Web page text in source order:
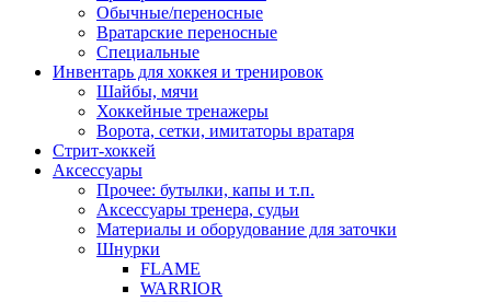
Обычные/переносные
Вратарские переносные
Специальные
Инвентарь для хоккея и тренировок
Шайбы, мячи
Хоккейные тренажеры
Ворота, сетки, имитаторы вратаря
Стрит-хоккей
Аксессуары
Прочее: бутылки, капы и т.п.
Аксессуары тренера, судьи
Материалы и оборудование для заточки
Шнурки
FLAME
WARRIOR